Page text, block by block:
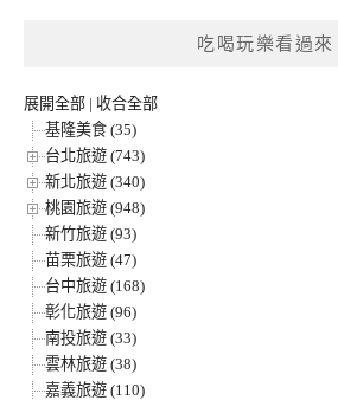
吃喝玩樂看過來
展開全部 | 收合全部
基隆美食 (35)
台北旅遊 (743)
新北旅遊 (340)
桃園旅遊 (948)
新竹旅遊 (93)
苗栗旅遊 (47)
台中旅遊 (168)
彰化旅遊 (96)
南投旅遊 (33)
雲林旅遊 (38)
嘉義旅遊 (110)